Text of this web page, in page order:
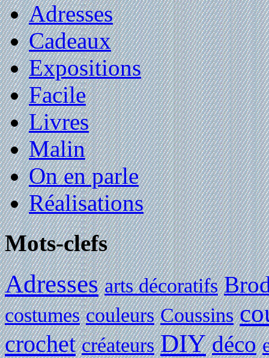
Adresses
Cadeaux
Expositions
Facile
Livres
Malin
On en parle
Réalisations
Mots-clefs
Adresses arts décoratifs
costumes couleurs Coussins
crochet créateurs DIY déco